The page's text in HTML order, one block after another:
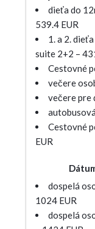
dieťa do
539.4 EUR
1. a 2.
suite 2+2 –
Cestovné
večere
večere pre
Cestovné
EUR
dospelá
1024 EUR
dospelá